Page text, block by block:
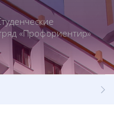
«Профориентир»